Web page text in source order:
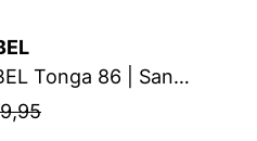
JOSEF SEIBEL Tonga 86 | Sandale für Damen | Braun